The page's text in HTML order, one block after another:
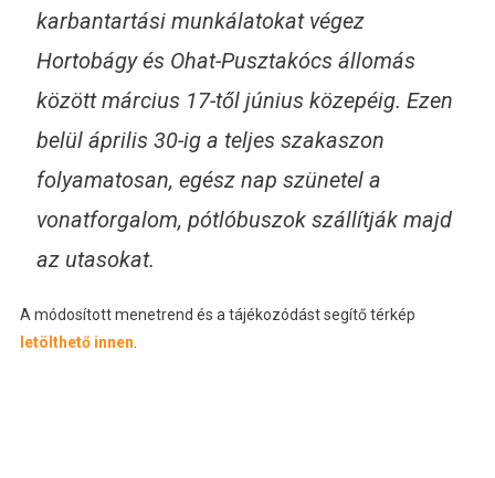
karbantartási munkálatokat végez
Hortobágy és Ohat-Pusztakócs állomás
között március 17-től június közepéig. Ezen
belül április 30-ig a teljes szakaszon
folyamatosan, egész nap szünetel a
vonatforgalom, pótlóbuszok szállítják majd
az utasokat.
A módosított menetrend és a tájékozódást segítő térkép
letölthető innen.